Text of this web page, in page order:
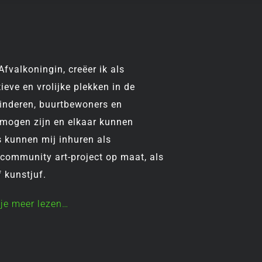
creëer ik als
en vrolijke plekken in de
buurtbewoners en
zijn en elkaar kunnen
kunnen mij inhuren als
art-project op maat, als
kunstjuf.
meer lezen…